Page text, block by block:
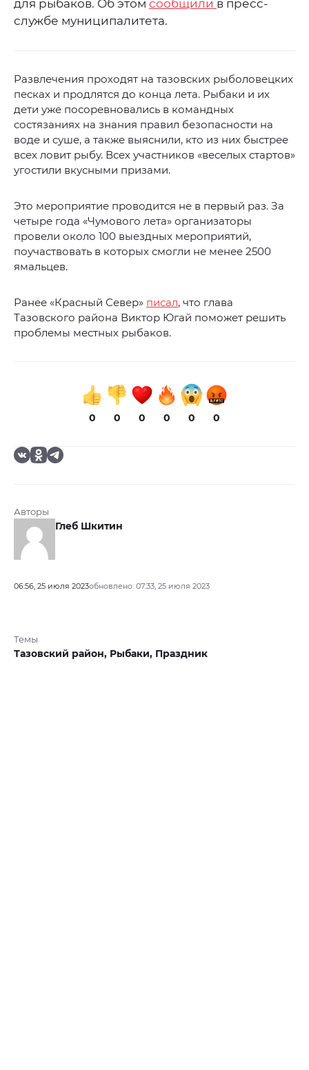
для рыбаков. Об этом сообщили в пресс-
службе муниципалитета.
Развлечения проходят на тазовских рыболовецких
песках и продлятся до конца лета. Рыбаки и их
дети уже посоревновались в командных
состязаниях на знания правил безопасности на
воде и суше, а также выяснили, кто из них быстрее
всех ловит рыбу. Всех участников «веселых стартов»
угостили вкусными призами.
Это мероприятие проводится не в первый раз. За
четыре года «Чумового лета» организаторы
провели около 100 выездных мероприятий,
поучаствовать в которых смогли не менее 2500
ямальцев.
Ранее «Красный Север» писал, что глава
Тазовского района Виктор Югай поможет решить
проблемы местных рыбаков.
0 0 0 0 0 0
Авторы
Глеб Шкитин
06:56, 25 июля 2023обновлено: 07:33, 25 июля 2023
Темы
Тазовский район, Рыбаки, Праздник